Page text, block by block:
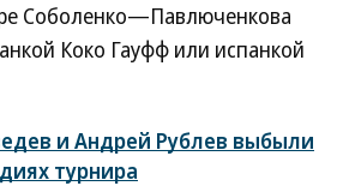
Соболенко—Павлюченкова
Коко Гауфф или испанкой
и Андрей Рублев выбыли
турнира